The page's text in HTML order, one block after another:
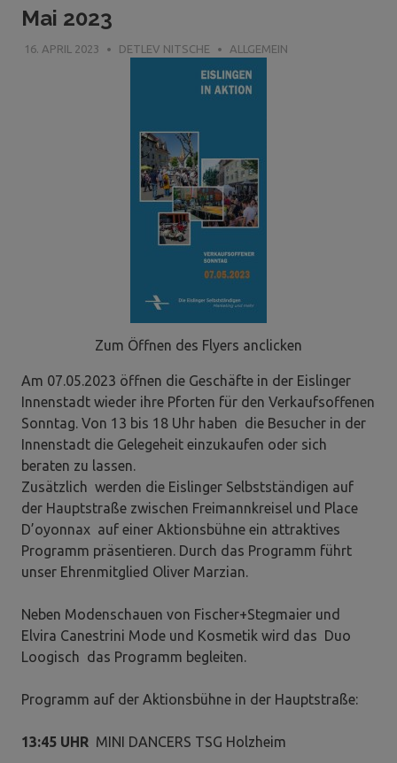
Mai 2023
16. APRIL 2023 DETLEV NITSCHE ALLGEMEIN
Zum Öffnen des Flyers anclicken
Am 07.05.2023 öffnen die Geschäfte in der Eislinger
Innenstadt wieder ihre Pforten für den Verkaufsoffenen
Sonntag. Von 13 bis 18 Uhr haben die Besucher in der
Innenstadt die Gelegeheit einzukaufen oder sich
beraten zu lassen.
Zusätzlich werden die Eislinger Selbstständigen auf
der Hauptstraße zwischen Freimannkreisel und Place
D’oyonnax auf einer Aktionsbühne ein attraktives
Programm präsentieren. Durch das Programm führt
unser Ehrenmitglied Oliver Marzian.
Neben Modenschauen von Fischer+Stegmaier und
Elvira Canestrini Mode und Kosmetik wird das Duo
Loogisch das Programm begleiten.
Programm auf der Aktionsbühne in der Hauptstraße:
13:45 UHR MINI DANCERS TSG Holzheim